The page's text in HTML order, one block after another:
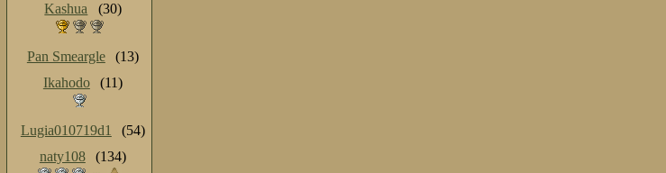
Kashua (30)
Pan Smeargle
(13)
Ikahodo
(11)
Lugia010719d1
(54)
naty108
(134)